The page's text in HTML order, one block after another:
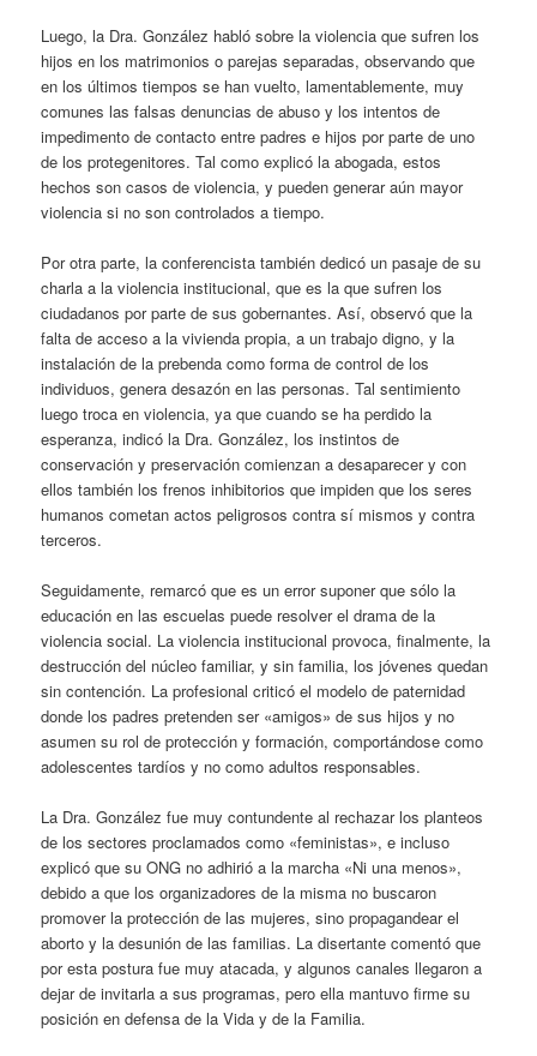
Luego, la Dra. González habló sobre la violencia que sufren los
hijos en los matrimonios o parejas separadas, observando que
en los últimos tiempos se han vuelto, lamentablemente, muy
comunes las falsas denuncias de abuso y los intentos de
impedimento de contacto entre padres e hijos por parte de uno
de los protegenitores. Tal como explicó la abogada, estos
hechos son casos de violencia, y pueden generar aún mayor
violencia si no son controlados a tiempo.
Por otra parte, la conferencista también dedicó un pasaje de su
charla a la violencia institucional, que es la que sufren los
ciudadanos por parte de sus gobernantes. Así, observó que la
falta de acceso a la vivienda propia, a un trabajo digno, y la
instalación de la prebenda como forma de control de los
individuos, genera desazón en las personas. Tal sentimiento
luego troca en violencia, ya que cuando se ha perdido la
esperanza, indicó la Dra. González, los instintos de
conservación y preservación comienzan a desaparecer y con
ellos también los frenos inhibitorios que impiden que los seres
humanos cometan actos peligrosos contra sí mismos y contra
terceros.
Seguidamente, remarcó que es un error suponer que sólo la
educación en las escuelas puede resolver el drama de la
violencia social. La violencia institucional provoca, finalmente, la
destrucción del núcleo familiar, y sin familia, los jóvenes quedan
sin contención. La profesional criticó el modelo de paternidad
donde los padres pretenden ser «amigos» de sus hijos y no
asumen su rol de protección y formación, comportándose como
adolescentes tardíos y no como adultos responsables.
La Dra. González fue muy contundente al rechazar los planteos
de los sectores proclamados como «feministas», e incluso
explicó que su ONG no adhirió a la marcha «Ni una menos»,
debido a que los organizadores de la misma no buscaron
promover la protección de las mujeres, sino propagandear el
aborto y la desunión de las familias. La disertante comentó que
por esta postura fue muy atacada, y algunos canales llegaron a
dejar de invitarla a sus programas, pero ella mantuvo firme su
posición en defensa de la Vida y de la Familia.